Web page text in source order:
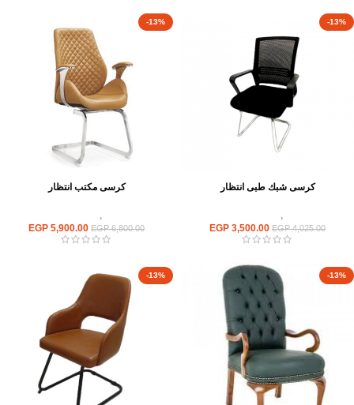
-13%
كرسى شبك طبى انتظار
,
EGP4,025.00
EGP 3,500.00
-13%
كرسى مكتب انتظار
,
EGP6,800.00
EGP 5,900.00
-13%
-13%